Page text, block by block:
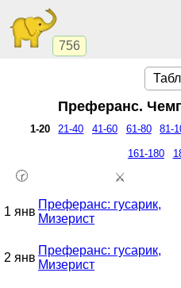
756
Преферанс.
1-20 21-40 41-60 61-80 81-
161-180
🕝 ⚔️
1 янв
Преферанс: гусарик,
Мизерист
2 янв
Преферанс: гусарик,
Мизерист